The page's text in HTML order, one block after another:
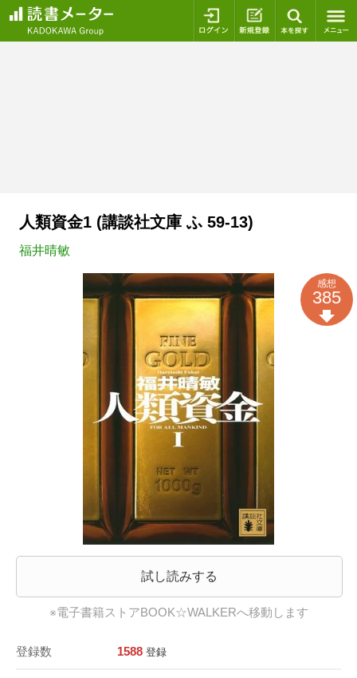
ログイン 新規登録
人類資金1 (講談社文庫 ふ 59-13)
福井晴敏
試し読みする
※電子書籍ストアBOOK☆WALKERへ移動します
登録数 1588 登録
感想
385